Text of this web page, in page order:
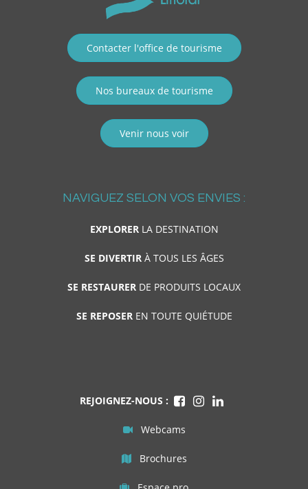
Contacter l'office de tourisme
Nos bureaux de tourisme
Venir nous voir
NAVIGUEZ SELON VOS ENVIES :
EXPLORERLA DESTINATION
SE DIVERTIRÀ TOUS LES ÂGES
SE RESTAURER DE PRODUITS LOCAUX
SE REPOSEREN TOUTE QUIÉTUDE
REJOIGNEZ-NOUS :
Webcams
Brochures